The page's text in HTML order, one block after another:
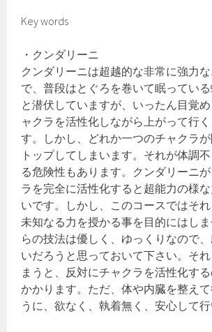
Key words
・クンダリーニ
クンダリーニは超越的な非常に強力
で、普段はとぐろを巻いて眠ってい
と潜伏していますが、いったん目覚
ャクラを活性化しながら上がって行
す。しかし、どれか一つのチャクラ
トップしてしまいます。それが体調
る危険性もあります。クンダリーニ
ラを完全に活性化すると超能力の様
いです。しかし、このコースではそれ
未知なる力を授かる事を目的にはし
らの技法は優しく、ゆっくりなので
いだろうと思っておいて下さい。そ
まうと、反対にチャクラを活性化す
かかります。ただ、体や内臓を整え
うに、欲なく、執着無く、安心して行